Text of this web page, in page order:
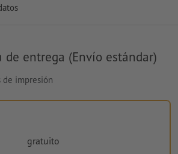
de entrega (Envío estándar)
de impresión
gratuito